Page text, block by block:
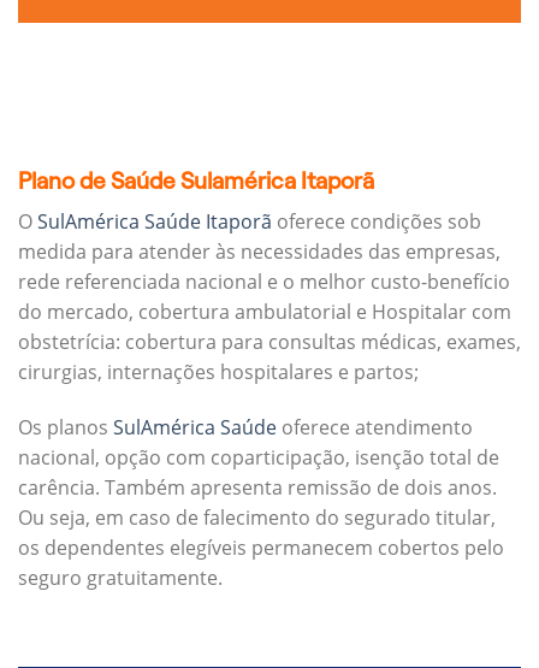
Plano de Saúde Sulamérica Itaporã
OSulAmérica Saúde Itaporã oferece condições sob
medida para atender às necessidades das empresas,
rede referenciada nacional e o melhor custo-benefício
do mercado, cobertura ambulatorial e Hospitalar com
obstetrícia: cobertura para consultas médicas, exames,
cirurgias, internações hospitalares e partos;
Os planos SulAmérica Saúde oferece atendimento
nacional, opção com coparticipação, isenção total de
carência. Também apresenta remissão de dois anos.
Ou seja, em caso de falecimento do segurado titular,
os dependentes elegíveis permanecem cobertos pelo
seguro gratuitamente.